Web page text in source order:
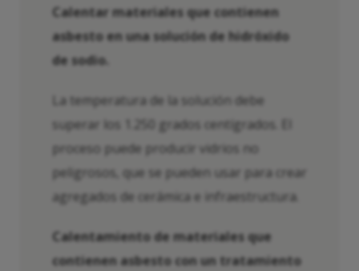
Calentar materiales que contienen
asbesto en una solución de hidróxido
de sodio.
La temperatura de la solución debe
superar los 1.250 grados centígrados. El
proceso puede producir vidrios no
peligrosos, que se pueden usar para crear
agregados de cerámica e infraestructura.
Calentamiento de materiales que
contienen asbesto con un tratamiento